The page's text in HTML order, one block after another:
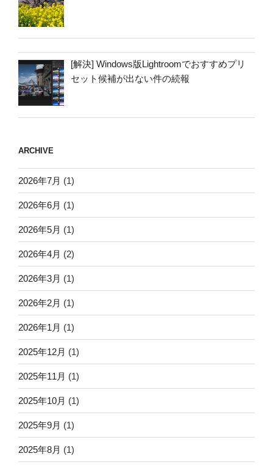
[解決] Windows版Lightroomでおすすめプリ
セット候補が出ない件の続報
ARCHIVE
2026年7月 (1)
2026年6月 (1)
2026年5月 (1)
2026年4月 (2)
2026年3月 (1)
2026年2月 (1)
2026年1月 (1)
2025年12月 (1)
2025年11月 (1)
2025年10月 (1)
2025年9月 (1)
2025年8月 (1)